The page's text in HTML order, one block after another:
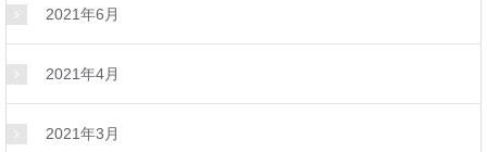
2021年6月
2021年4月
2021年3月